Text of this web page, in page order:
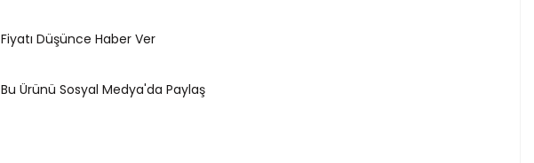
Fiyatı Düşünce Haber Ver
Bu Ürünü Sosyal Medya'da Paylaş